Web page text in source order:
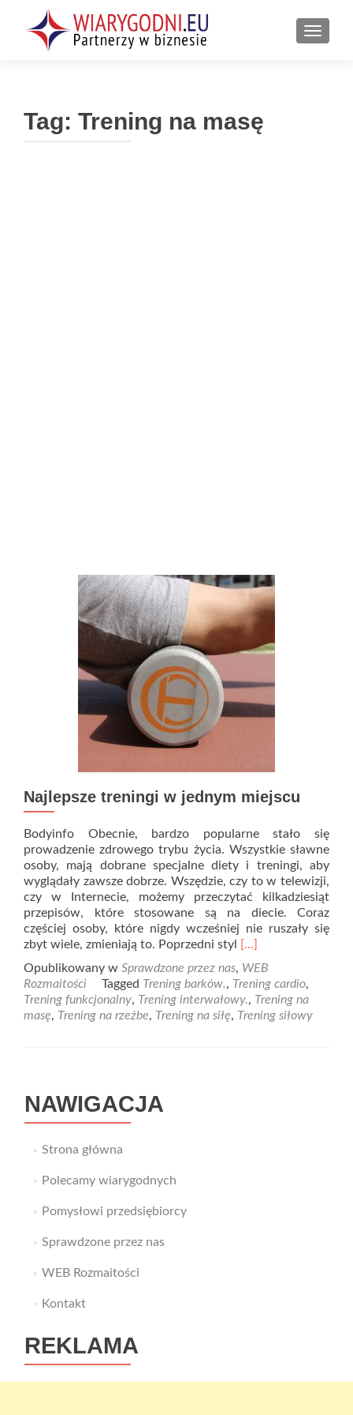
Tag: Trening na masę
Najlepsze treningi w jednym miejscu
Bodyinfo Obecnie, bardzo popularne stało się
prowadzenie zdrowego trybu życia. Wszystkie sławne
osoby, mają dobrane specjalne diety i treningi, aby
wyglądały zawsze dobrze. Wszędzie, czy to w telewizji,
czy w Internecie, możemy przeczytać kilkadziesiąt
przepisów, które stosowane są na diecie. Coraz
częściej osoby, które nigdy wcześniej nie ruszały się
zbyt wiele, zmieniają to. Poprzedni styl
Read
about
Najlepsze
treningi
w
[…]
Opublikowany w Sprawdzone przez nas, WEB
Rozmaitości
Tagged Trening barków., Trening cardio,
Trening funkcjonalny, Trening interwałowy., Trening na
masę, Trening na rzeźbe, Trening na siłę, Trening siłowy
NAWIGACJA
Strona główna
Polecamy wiarygodnych
Pomysłowi przedsiębiorcy
Sprawdzone przez nas
WEB Rozmaitości
Kontakt
REKLAMA